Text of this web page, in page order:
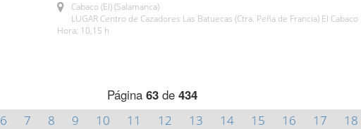
Cabaco (El) (Salamanca)
LUGAR Centro de Cazadores Las Batuecas (Ctra. Peña de Francia) El Cabaco
Hora: 10,15 h
Página 63 de 434
6 7 8 9 10 11 12 13 14 15 16 17 18